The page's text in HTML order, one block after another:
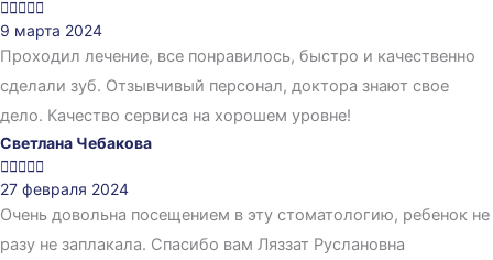

9 марта 2024
Проходил лечение, все понравилось, быстро и качественно
сделали зуб. Отзывчивый персонал, доктора знают свое
дело. Качество сервиса на хорошем уровне!
Светлана Чебакова

27 февраля 2024
Очень довольна посещением в эту стоматологию, ребенок не
разу не заплакала. Спасибо вам Ляззат Руслановна